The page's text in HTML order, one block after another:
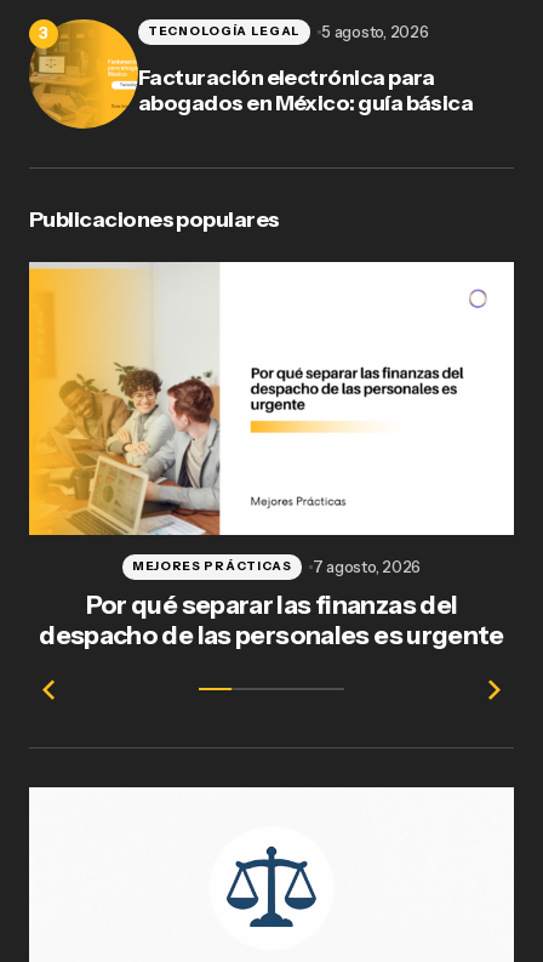
Facturación electrónica para
abogados en México: guía básica
TECNOLOGÍA LEGAL 5 agosto, 2026
Publicaciones populares
Por qué separar las finanzas del
despacho de las personales es urgente
MEJORES PRÁCTICAS 7 agosto, 2026